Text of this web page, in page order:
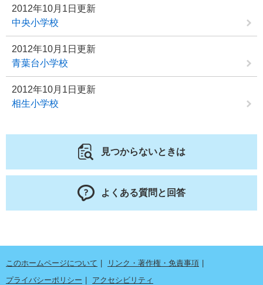
2012年10月1日更新
中央小学校
2012年10月1日更新
青葉台小学校
2012年10月1日更新
相生小学校
見つからないときは
よくある質問と回答
このホームページについて
リンク・著作権・免責事項
プライバシーポリシー
アクセシビリティ